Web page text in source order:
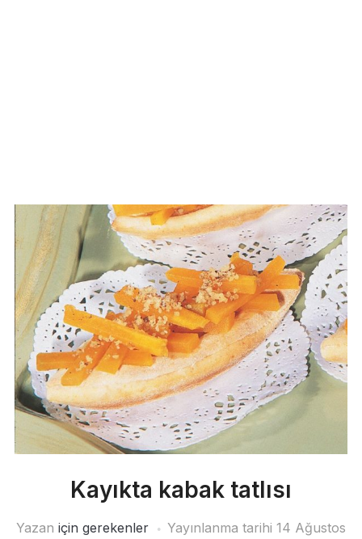
Kayıkta kabak tatlısı
Yazan için gerekenler Yayınlanma tarihi 14 Ağustos